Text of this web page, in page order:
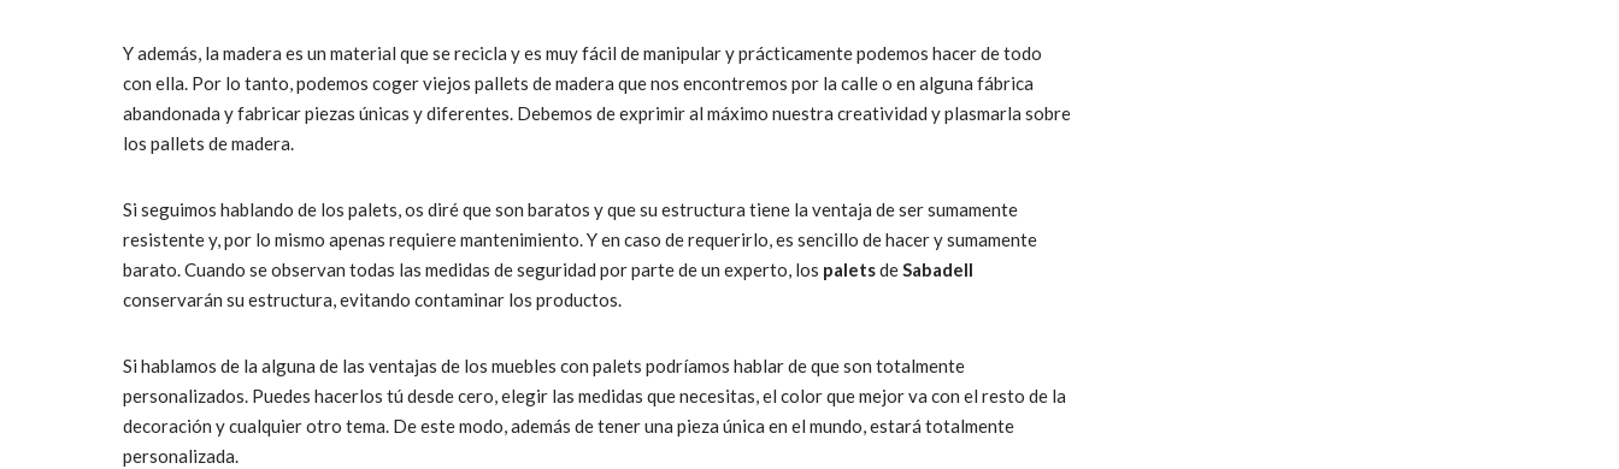
Y además, la madera es un material que se recicla y es muy fácil de manipular y prácticamente podemos hacer de todo
con ella. Por lo tanto, podemos coger viejos pallets de madera que nos encontremos por la calle o en alguna fábrica
abandonada y fabricar piezas únicas y diferentes. Debemos de exprimir al máximo nuestra creatividad y plasmarla sobre
los pallets de madera.
Si seguimos hablando de los palets, os diré que son baratos y que su estructura tiene la ventaja de ser sumamente
resistente y, por lo mismo apenas requiere mantenimiento. Y en caso de requerirlo, es sencillo de hacer y sumamente
barato. Cuando se observan todas las medidas de seguridad por parte de un experto, los paletsdeSabadell
conservarán su estructura, evitando contaminar los productos.
Si hablamos de la alguna de las ventajas de los muebles con palets podríamos hablar de que son totalmente
personalizados. Puedes hacerlos tú desde cero, elegir las medidas que necesitas, el color que mejor va con el resto de la
decoración y cualquier otro tema. De este modo, además de tener una pieza única en el mundo, estará totalmente
personalizada.